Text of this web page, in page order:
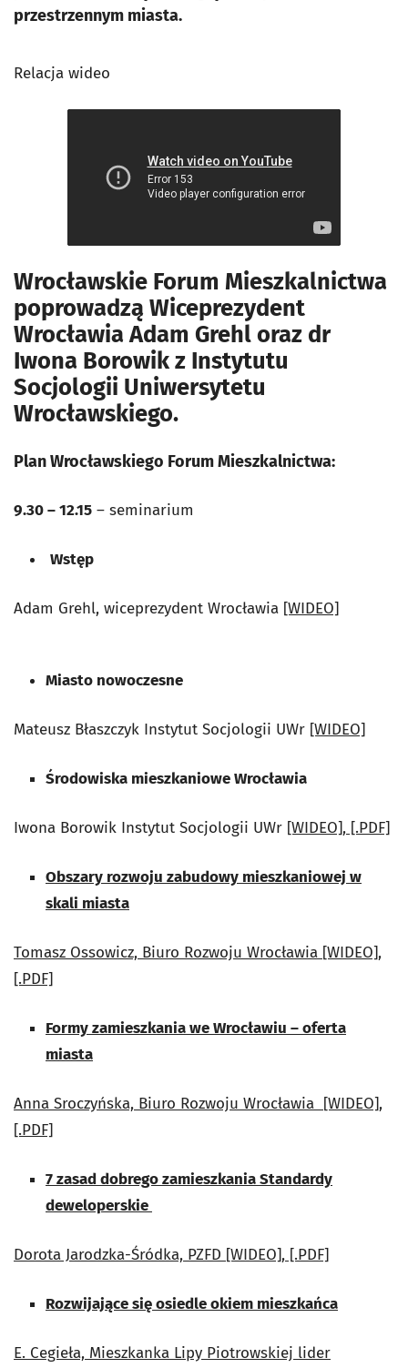
przestrzennym miasta.
Relacja wideo
Wrocławskie Forum Mieszkalnictwa
poprowadzą Wiceprezydent
Wrocławia Adam Grehl oraz dr
Iwona Borowik z Instytutu
Socjologii Uniwersytetu
Wrocławskiego.
Plan Wrocławskiego Forum Mieszkalnictwa:
9.30 – 12.15 – seminarium
Wstęp
Adam Grehl, wiceprezydent Wrocławia [WIDEO]
Miasto nowoczesne
Mateusz Błaszczyk Instytut Socjologii UWr [WIDEO]
Środowiska mieszkaniowe Wrocławia
Iwona Borowik Instytut Socjologii UWr [WIDEO], [.PDF]
Obszary rozwoju zabudowy mieszkaniowej w
skali miasta
Tomasz Ossowicz, Biuro Rozwoju Wrocławia [WIDEO],
[.PDF]
Formy zamieszkania we Wrocławiu – oferta
miasta
Anna Sroczyńska, Biuro Rozwoju Wrocławia [WIDEO],
[.PDF]
7 zasad dobrego zamieszkania Standardy
deweloperskie
Dorota Jarodzka-Śródka, PZFD [WIDEO], [.PDF]
Rozwijające się osiedle okiem mieszkańca
E. Cegieła, Mieszkanka Lipy Piotrowskiej lider